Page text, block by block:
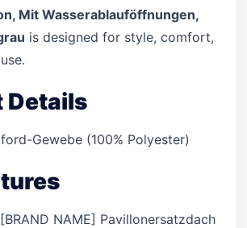
Mit Wasserablauföffnungen,
is designed for style, comfort,
Details
Gewebe (100% Polyester)
NAME] Pavillonersatzdach